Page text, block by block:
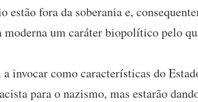
fora da soberania e,
moderna um caráter biopolítico pelo
invocar como características do
para o nazismo, mas estarão